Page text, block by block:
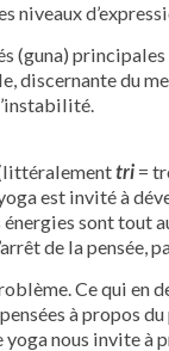
niveaux
(guna)
discernante du
tri =
est invité à
sont tout
de la pensée,
Ce qui en
à propos
yoga nous invite à